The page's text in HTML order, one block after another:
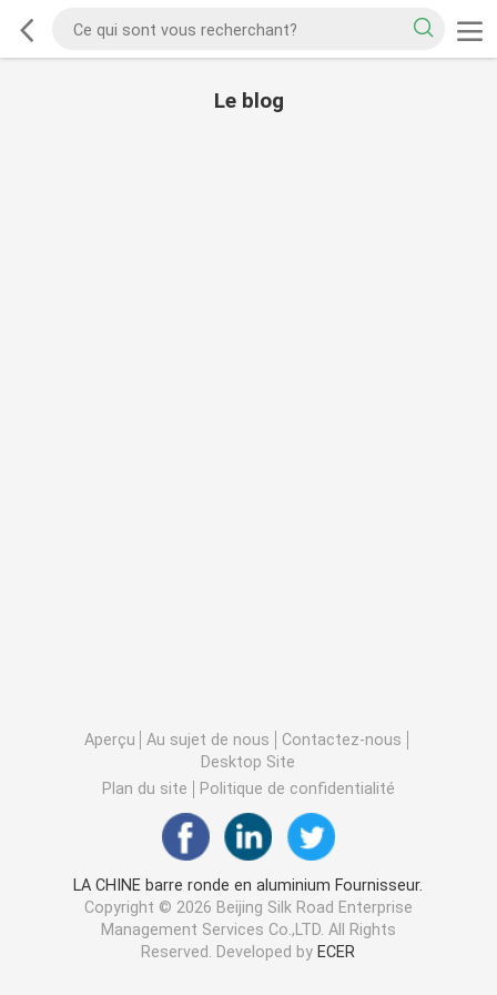
Le blog
Aperçu Au sujet de nous
Contactez-nous
Desktop Site
Plan du site
Politique de confidentialité
LA CHINE barre ronde en aluminium Fournisseur.
Copyright © 2026 Beijing Silk Road Enterprise
Management Services Co.,LTD. All Rights
Reserved. Developed by ECER